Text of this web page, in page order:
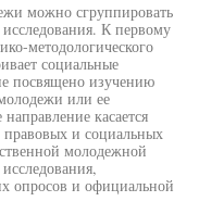
можно сгруппировать
К первому
методологического
социальные
посвящено изучению
или ее
касается
и социальных
молодежной
опросов и официальной